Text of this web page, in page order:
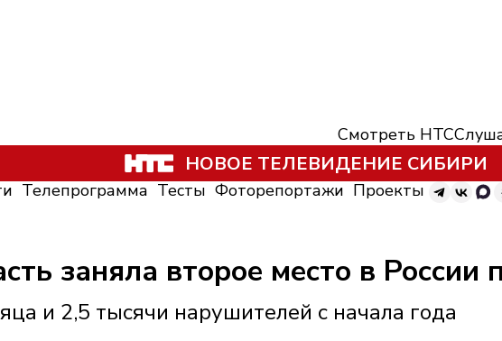
Смотреть НТС
НОВОЕ ТЕЛЕВИДЕНИЕ СИБИРИ
Телепрограмма Тесты Фоторепортажи Проекты
заняла второе место в
и 2,5 тысячи нарушителей с начала года